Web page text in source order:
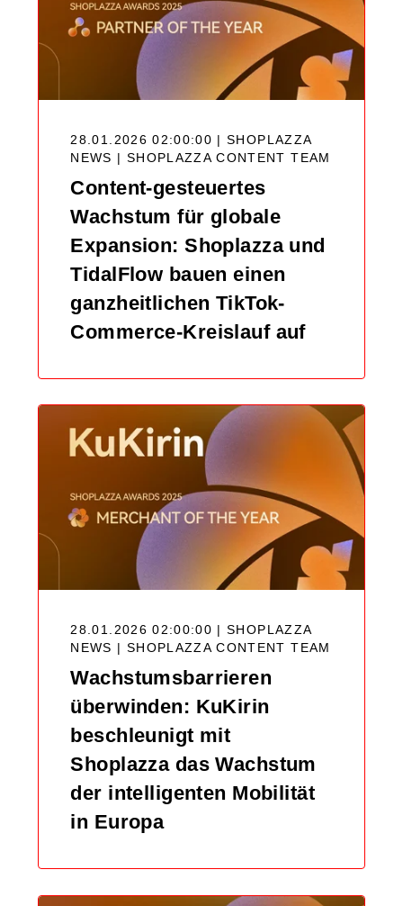
28.01.2026 02:00:00 | SHOPLAZZA
NEWS | SHOPLAZZA CONTENT TEAM
Content-gesteuertes
Wachstum für globale
Expansion: Shoplazza und
TidalFlow bauen einen
ganzheitlichen TikTok-
Commerce-Kreislauf auf
28.01.2026 02:00:00 | SHOPLAZZA
NEWS | SHOPLAZZA CONTENT TEAM
Wachstumsbarrieren
überwinden: KuKirin
beschleunigt mit
Shoplazza das Wachstum
der intelligenten Mobilität
in Europa